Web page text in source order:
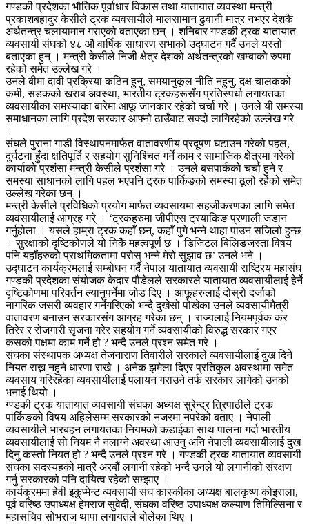
गण्डकी प्रदेशका भौतिक पूर्वाधार विकास तथा यातायात व्यवस्था मन्त्री
प्रकाशबहादुर केसीले ट्रक व्यवसायीले मालसामान ढुवानी मात्र नभएर देशकै
अर्थतन्त्र चलायामान गराएको बताएका छन् । शनिबार गण्डकी ट्रक यातायात
व्यवसायी संघको ४८ औं वार्षिक साधारण सभाको उद्घाटन गर्दै उनले यस्तो
बताएका हुन् । मन्त्री केसीले निजी क्षेत्र देशको अर्थतन्त्रको खम्बाको रुपमा
रहेको समेत उल्लेख गरे ।
उनले बीमा दावी प्रक्रिया कठिन हुनु, समयानुकूल नीति नहुनु, दक्ष चालकको
कमी, सडकको खराब अवस्था, भारतीय ट्रकहरूसँग प्रतिस्पर्धा लगायतका
व्यवसायीका समस्याका बारेमा आफू जानकार रहेको चर्चा गरे । उनले यी समस्या
समाधानका लागि प्रदेश सरकार आफ्नो ठाउँबाट सक्दो लागिरहेको उल्लेख गरे
।
संघले पुराना गाडी विस्थापनमार्फत वातावरणीय प्रदूषण घटाउन गरेको पहल,
दुर्घटना हुँदा क्षतिपूर्ति र सहयोग सुनिश्चित गर्ने काम र सामाजिक क्षेत्रमा गरेको
कार्याको प्रशंसा मन्त्री केसीले प्रशंसा गरे । उनले बसपार्कको चर्चा हुने र
समस्या साधानको लागि पहल भएपनि ट्रक पार्किङको समस्या ठूलो रहेको समेत
उल्लेख गरेका छन् ।
मन्त्री केसीले प्रविधिको प्रयोग मार्फत व्यवसायमा सहजीकरणका लागि समेत
व्यवसायीलाई आग्रह गरे् । ‘ट्रकहरुमा जीपीएस ट्रयाकिङ प्रणाली जडान
गर्नुहोला । यसले हाम्रा ट्रक कहाँ छन्, कहाँ पुगे भन्ने थाहा पाउन सजिलो हुन्छ
। सुरक्षाको दृष्टिकोणले यो निकै महत्वपूर्ण छ । डिजिटल बिलिङजस्ता विषय
पनि यहाँहरुको प्राथमिकतामा परोस् भन्ने मेरो सुझाव छ’ उनले भने ।
उद्घाटन कार्यक्रमलाई सम्बोधन गर्दै नेपाल यातायात व्यवसायी राष्ट्रिय महासंघ
गण्डकी प्रदेशका संयोजक केदार पौडेलले सरकारले यातायात व्यवसायीलाई हेर्ने
दृष्टिकोणमा परिवर्तन ल्यानुपर्नेमा जोड दिए । आफूहरुलाई दोस्रो दर्जाको
नागरिक जसरी व्यवहार गर्नेगरिएको भन्दै दुखेसो पोखेका उनले व्यवसायीमैत्री
वातावरण बनाउन सरकारसंग आग्रह गरेका छन् । राज्यलाई नियमपूर्वक कर
तिरेर र रोजगारी सृजना गरेर सहयोग गर्ने व्यवसायीको विरुद्ध सरकार गएर
कसको पक्षमा काम गर्ने हो ? भन्दै उनले प्रश्न समेत गरे ।
संघका संस्थापक अध्यक्ष तेजनाराण तिवारीले सरकाले व्यवसायीलाई दुख दिने
नियत राख्न नहुने धारणा राखे । अनेक झमेला दिएर प्रतिकुल अवस्थामा समेत
व्यवसाय गरिरहेका व्यवसायीलाई पलायन गराउने तर्फ सरकार लागेको उनको
भनाई थियो ।
ग्ण्डकी ट्रक यातायात व्यवसायी संघका अध्यक्ष सुरेन्द्र त्रिपाठीले ट्रक
पार्किङको विषय अहिलेसम्म सरकारको नजरमा नपरेको बताए । नेपाली
व्यवसायीले भारबहन लगायतका नियमको कडाईका साथ पालना गर्दा भारतीय
व्यवसायीलाई सो नियम नै नलाग्ने अवस्था आउनु अनि नेपाली व्यवसायीलाई दुख
दिनु कस्तो नियत हो ? भन्दै उनले प्रश्न गरे । गण्डकी ट्रक यातायात व्यवसायी
संघका सदस्यहको मात्रै अरबौं लगानी रहेको भन्दै उनले यो लगानीको संरक्षण
गर्नु सरकारको पनि दायित्व रहेको सम्झाए ।
कार्यक्रममा हेवी इकुप्मेन्ट व्यवसायी संघ कास्कीका अध्यक्ष बालकृष्ण कोइराला,
पूर्व वरिष्ठ उपाध्यक्ष हेमराज सुवेदी, संघका वरिष्ठ उपाध्यक्ष कल्याण तिमिल्सिना र
महासचिव सोभराज थापा लगायतले बोलेका थिए ।